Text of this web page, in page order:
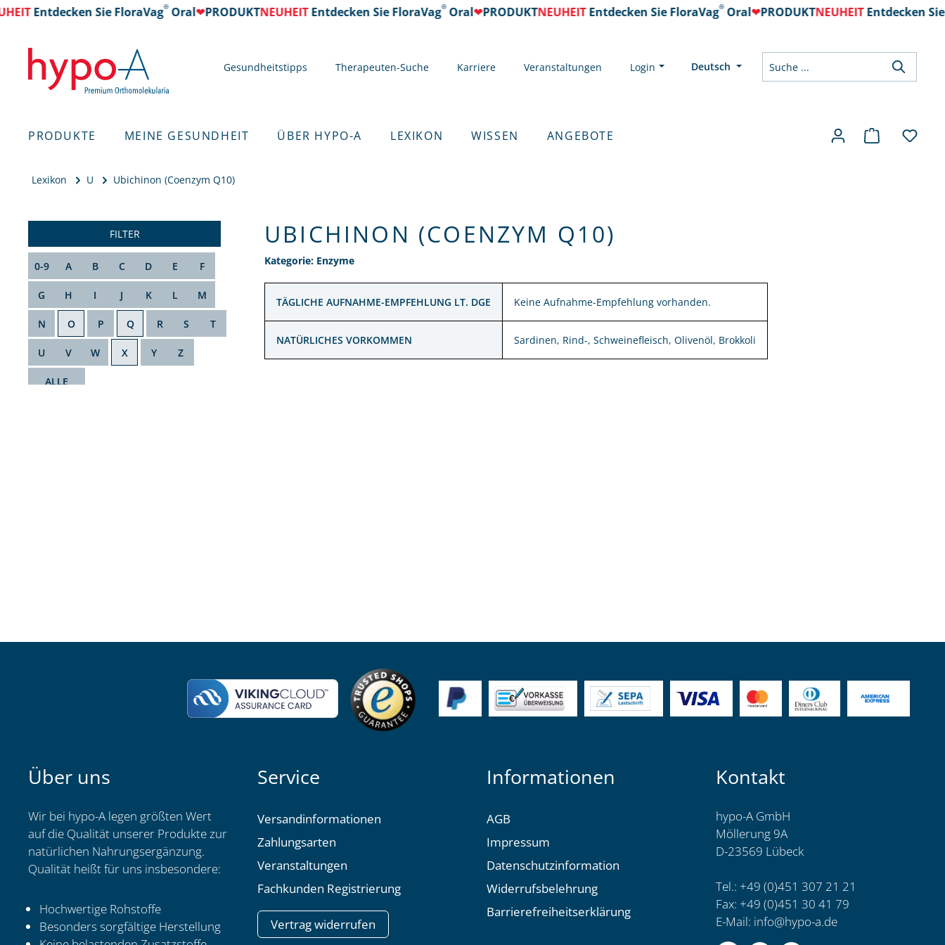
Entdecken Sie FloraVag Oral❤PRODUKTNEUHEITEntdecken Sie FloraVag Oral❤PRODUKTNEUHEITEntdecken Sie FloraVag Oral❤PRODUKTNEUHEITEntdecken Sie
Gesundheitstipps Therapeuten-Suche Karriere Veranstaltungen Login Deutsch
PRODUKTE MEINE GESUNDHEIT ÜBER HYPO-A LEXIKON WISSEN ANGEBOTE
Lexikon U Ubichinon (Coenzym Q10)
FILTER
0-9 A B C D E F
G H I J K L M
N O P Q R S T
U V W X Y Z
ALLE
UBICHINON (COENZYM Q10)
Kategorie: Enzyme
TÄGLICHE AUFNAHME-EMPFEHLUNG LT. DGE Keine Aufnahme-Empfehlung vorhanden.
NATÜRLICHES VORKOMMEN Sardinen, Rind-, Schweinefleisch, Olivenöl, Brokkoli
Über uns
Wir bei hypo-A legen größten Wert
auf die Qualität unserer Produkte zur
natürlichen Nahrungsergänzung.
Qualität heißt für uns insbesondere:
Hochwertige Rohstoffe
Besonders sorgfältige Herstellung
Service
Versandinformationen
Zahlungsarten
Veranstaltungen
Fachkunden Registrierung
Vertrag widerrufen
Informationen
AGB
Impressum
Datenschutzinformation
Widerrufsbelehrung
Barrierefreiheitserklärung
Kontakt
hypo-A GmbH
Möllerung 9A
D-23569 Lübeck
Tel.: +49 (0)451 307 21 21
Fax: +49 (0)451 30 41 79
E-Mail: info@hypo-a.de